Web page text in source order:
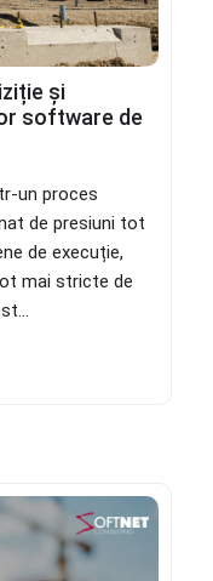
și
software de
un proces
de presiuni tot
de execuție,
mai stricte de